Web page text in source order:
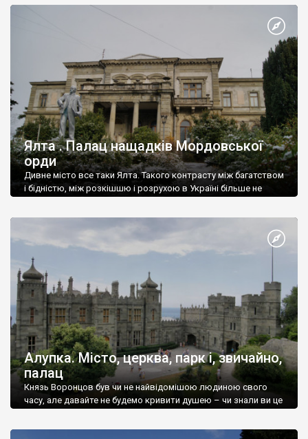
Ялта . Палац нащадків Мордовської
орди
Дивне місто все таки Ялта. Такого контрасту між багатством
і бідністю, між розкішшю і розрухою в Україні більше не
Алупка. Місто, церква, парк і, звичайно,
палац
Князь Воронцов був чи не найвідомішою людиною свого
часу, але давайте не будемо кривити душею – чи знали ви це